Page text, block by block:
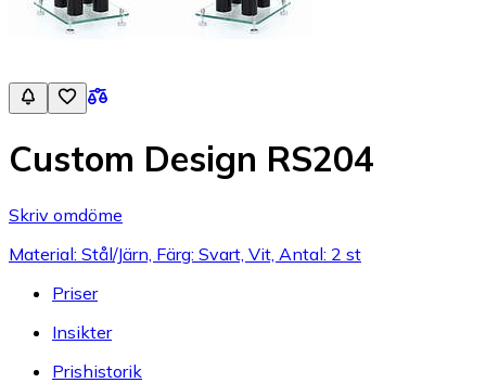
Custom Design RS204
Skriv omdöme
Material: Stål/Järn, Färg: Svart, Vit, Antal: 2 st
Priser
Insikter
Prishistorik